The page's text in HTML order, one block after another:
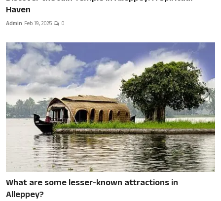
Haven
Admin Feb 19, 2025 0
What are some lesser-known attractions in
Alleppey?